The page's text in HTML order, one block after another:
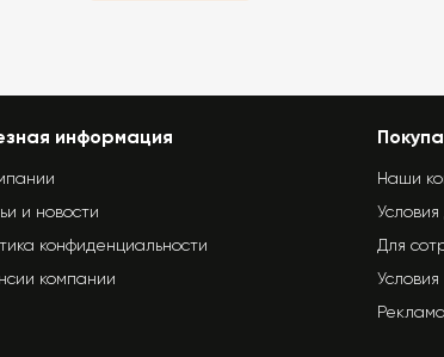
информация
и новости
конфиденциальности
компании
Наши
Условия
Для